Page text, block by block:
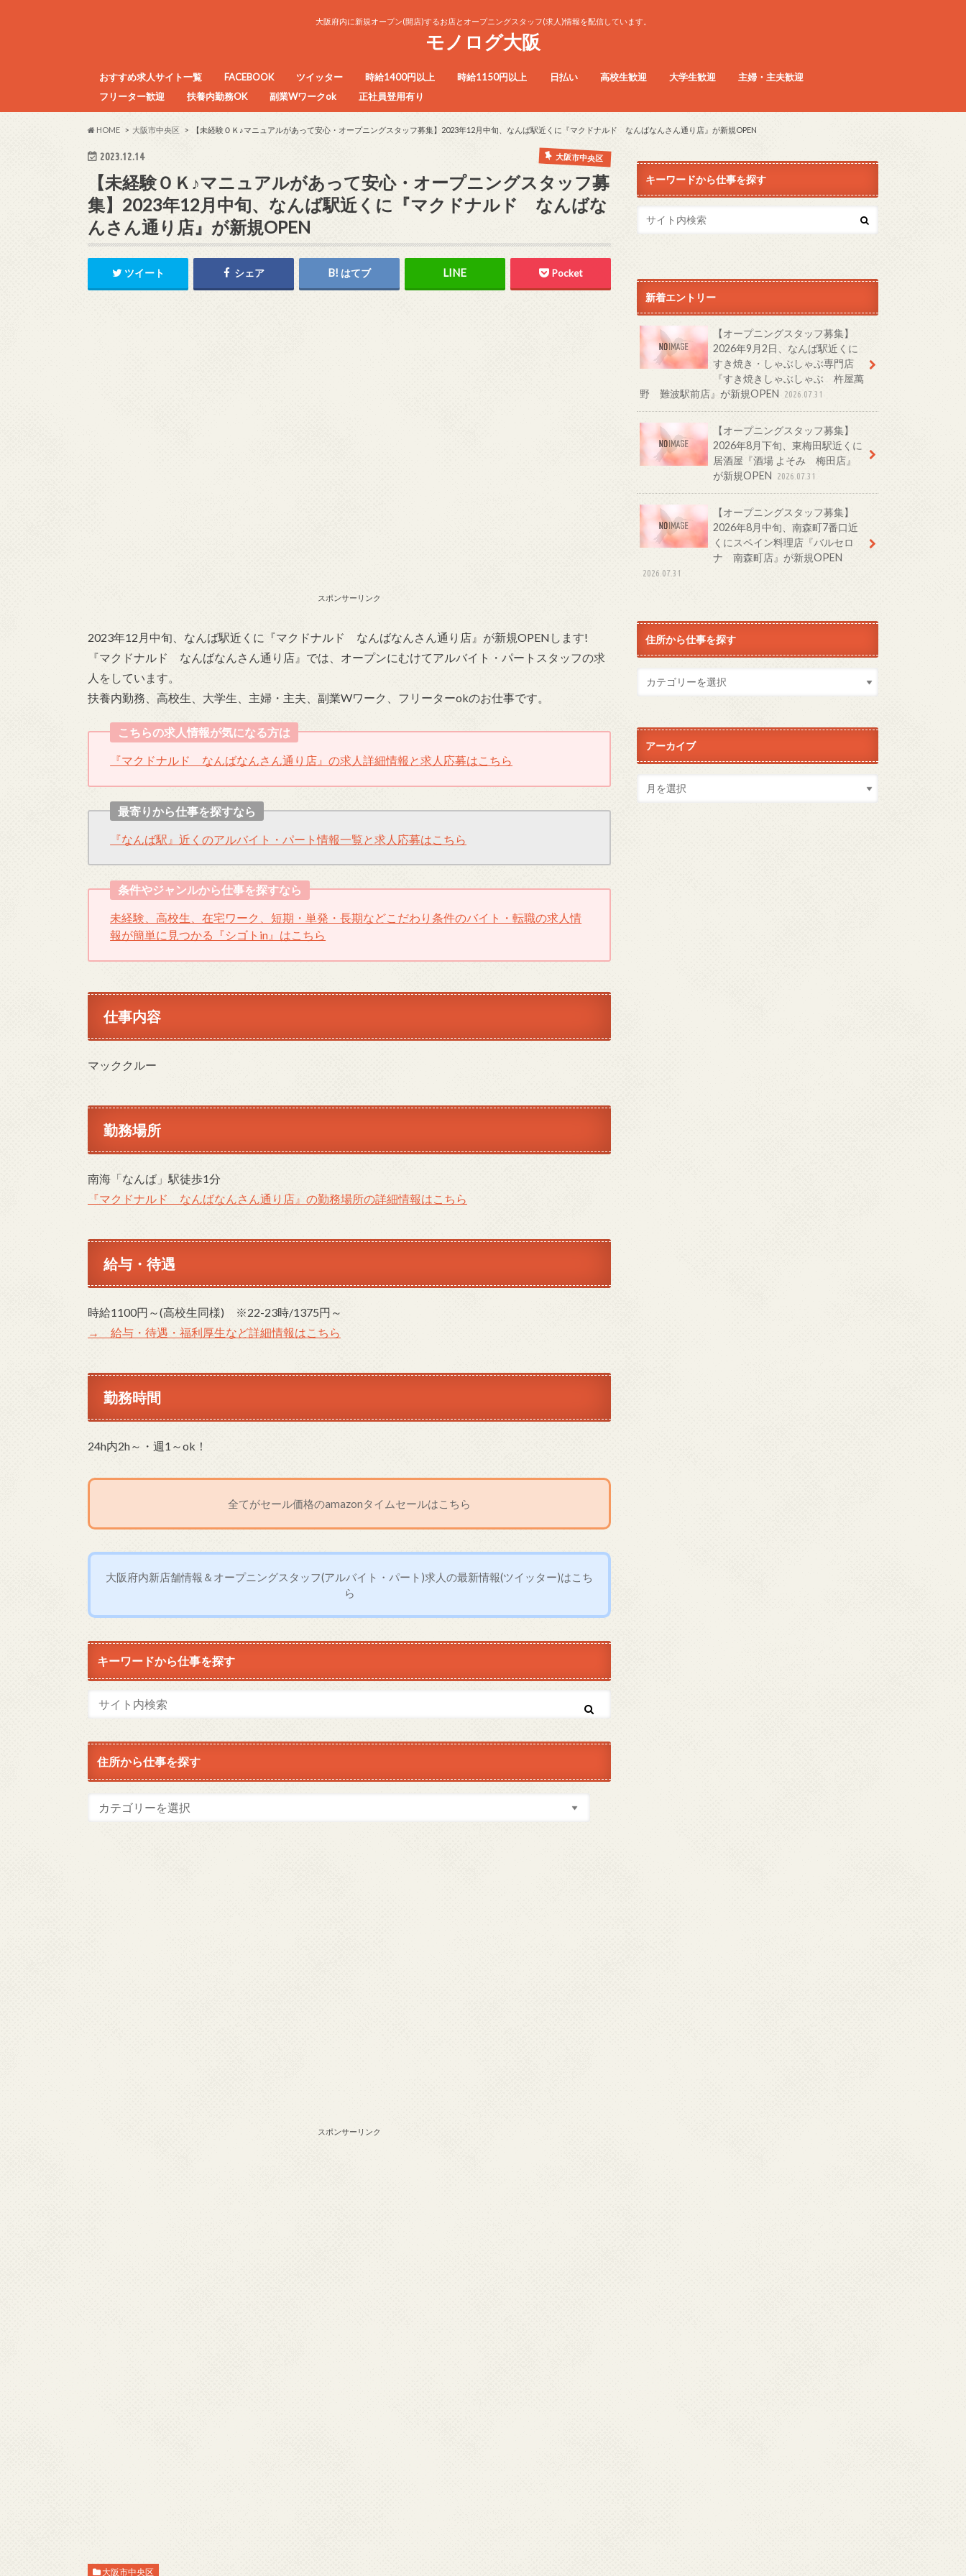
大阪府内に新規オープン(開店)するお店とオープニングスタッフ(求人)情報を配信しています。
モノログ大阪
おすすめ求人サイト一覧
目的別アルバイト求人サイトまとめ
FACEBOOK ツイッター 時給1400円以上 時給1150円以上 日払い 高校生歓迎 大学生歓迎
主婦・主夫歓迎
フリーター歓迎
扶養内勤務OK 副業Wワークok 正社員登用有り
HOME 大阪市中央区 【未経験ＯＫ♪マニュアルがあって安心・オープニングスタッフ募集】2023年12月中旬、なんば駅近くに『マクドナルド なんばなんさん通り店』が新規OPEN
2023.12.14 大阪市中央区
【未経験ＯＫ♪マニュアルがあって安心・オープニングスタッフ募
集】2023年12月中旬、なんば駅近くに『マクドナルド なんばな
んさん通り店』が新規OPEN
ツイート シェア はてブ Pocket
スポンサーリンク
2023年12月中旬、なんば駅近くに『マクドナルド なんばなんさん通り店』が新規OPENします!
『マクドナルド なんばなんさん通り店』では、オープンにむけてアルバイト・パートスタッフの求
人をしています。
扶養内勤務、高校生、大学生、主婦・主夫、副業Wワーク、フリーターokのお仕事です。
こちらの求人情報が気になる方は
『マクドナルド なんばなんさん通り店』の求人詳細情報と求人応募はこちら
最寄りから仕事を探すなら
『なんば駅』近くのアルバイト・パート情報一覧と求人応募はこちら
条件やジャンルから仕事を探すなら
未経験、高校生、在宅ワーク、短期・単発・長期などこだわり条件のバイト・転職の求人情
報が簡単に見つかる『シゴトin』はこちら
仕事内容
マッククルー
勤務場所
南海「なんば」駅徒歩1分
『マクドナルド なんばなんさん通り店』の勤務場所の詳細情報はこちら
給与・待遇
時給1100円～(高校生同様) ※22-23時/1375円～
→ 給与・待遇・福利厚生など詳細情報はこちら
勤務時間
24h内2h～・週1～ok！
全てがセール価格のamazonタイムセールはこちら
大阪府内新店舗情報＆オープニングスタッフ(アルバイト・パート)求人の最新情報(ツイッター)はこち
ら
キーワードから仕事を探す
住所から仕事を探す
スポンサーリンク
大阪市中央区
キーワードから仕事を探す
新着エントリー
【オープニングスタッフ募集】
2026年9月2日、なんば駅近くに
すき焼き・しゃぶしゃぶ専門店
『すき焼きしゃぶしゃぶ 杵屋萬
野 難波駅前店』が新規OPEN
2026.07.31
【オープニングスタッフ募集】
2026年8月下旬、東梅田駅近くに
居酒屋『酒場 よそみ 梅田店』
が新規OPEN
2026.07.31
【オープニングスタッフ募集】
2026年8月中旬、南森町7番口近
くにスペイン料理店『バルセロ
ナ 南森町店』が新規OPEN
2026.07.31
住所から仕事を探す
アーカイブ